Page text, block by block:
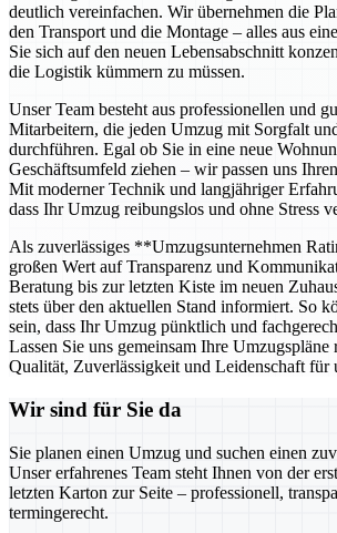
deutlich vereinfachen. Wir übernehmen die
den Transport und die Montage – alles aus
Sie sich auf den neuen Lebensabschnitt
die Logistik kümmern zu müssen.
Unser Team besteht aus professionellen und
Mitarbeitern, die jeden Umzug mit Sorgfalt
durchführen. Egal ob Sie in eine neue
Geschäftsumfeld ziehen – wir passen uns
Mit moderner Technik und langjähriger
dass Ihr Umzug reibungslos und ohne Stress
Als zuverlässiges **Umzugsunternehmen
großen Wert auf Transparenz und
Beratung bis zur letzten Kiste im neuen
stets über den aktuellen Stand informiert. So
sein, dass Ihr Umzug pünktlich und
Lassen Sie uns gemeinsam Ihre Umzugspläne
Qualität, Zuverlässigkeit und Leidenschaft für
Wir sind für Sie da
Sie planen einen Umzug und suchen einen
Unser erfahrenes Team steht Ihnen von der
letzten Karton zur Seite – professionell,
termingerecht.